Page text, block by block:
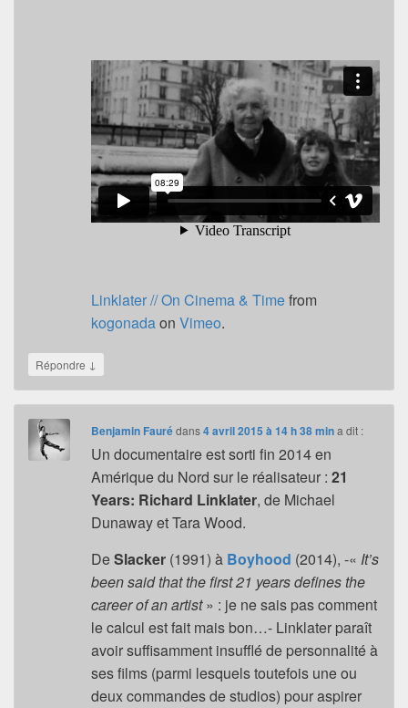
Linklater // On Cinema & Timefrom
kogonadaonVimeo.
Répondre ↓
Benjamin Faurédans4 avril 2015 à 14 h 38 min a dit :
Un documentaire est sorti fin 2014 en
Amérique du Nord sur le réalisateur :21
Years: Richard Linklater, de Michael
Dunaway et Tara Wood.
DeSlacker (1991) à Boyhood (2014), -« It’s
been said that the first 21 years defines the
career of an artist» : je ne sais pas comment
le calcul est fait mais bon…- Linklater paraît
avoir suffisamment insufflé de personnalité à
ses films (parmi lesquels toutefois une ou
deux commandes de studios) pour aspirer